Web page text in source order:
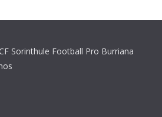
CF Sorinthule Football Pro Burriana